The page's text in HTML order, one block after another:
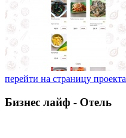
перейти на страницу проекта
Бизнес лайф - Отель